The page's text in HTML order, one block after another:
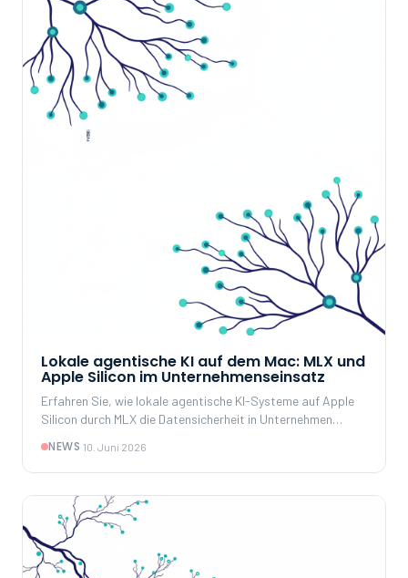
Lokale agentische KI auf dem Mac: MLX und
Apple Silicon im Unternehmenseinsatz
Erfahren Sie, wie lokale agentische KI-Systeme auf Apple
Silicon durch MLX die Datensicherheit in Unternehmen
fuer hocheffiziente, private Workflows direkt auf dem
Endgeraet.
NEWS·10. Juni 2026